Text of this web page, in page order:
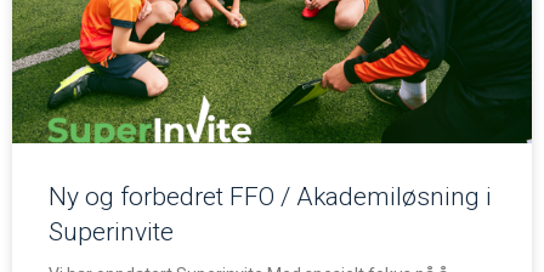
Ny og forbedret FFO / Akademiløsning i
Superinvite